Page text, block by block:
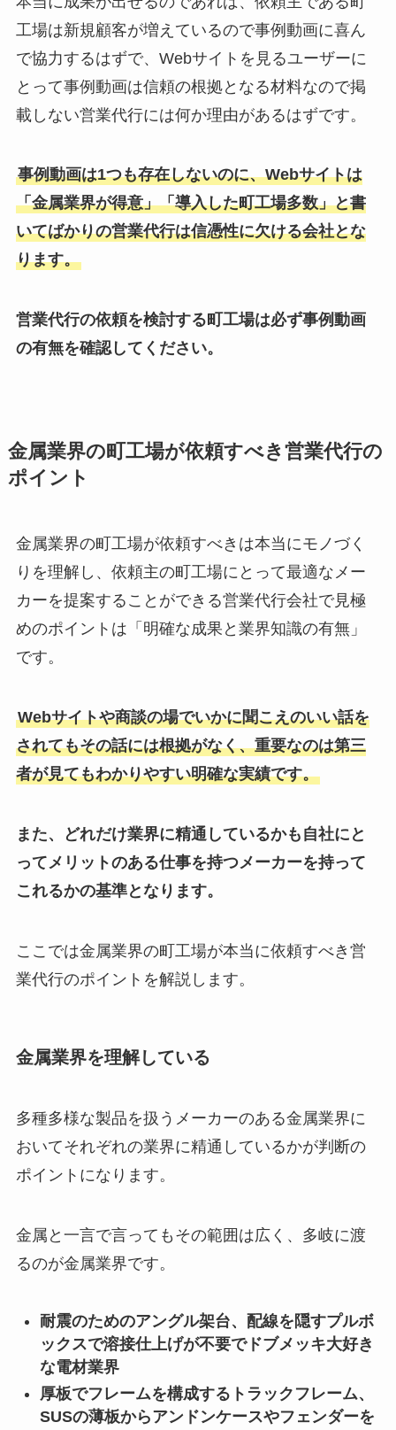
工場は新規顧客が増えているので事例動画に喜ん
で協力するはずで、Webサイトを見るユーザーに
とって事例動画は信頼の根拠となる材料なので掲
載しない営業代行には何か理由があるはずです。
事例動画は1つも存在しないのに、Webサイトは
「金属業界が得意」「導入した町工場多数」と書
いてばかりの営業代行は信憑性に欠ける会社とな
ります。
営業代行の依頼を検討する町工場は必ず事例動画
の有無を確認してください。
金属業界の町工場が依頼すべき営業代行の
ポイント
金属業界の町工場が依頼すべきは本当にモノづく
りを理解し、依頼主の町工場にとって最適なメー
カーを提案することができる営業代行会社で見極
めのポイントは「明確な成果と業界知識の有無」
です。
Webサイトや商談の場でいかに聞こえのいい話を
されてもその話には根拠がなく、重要なのは第三
者が見てもわかりやすい明確な実績です。
また、どれだけ業界に精通しているかも自社にと
ってメリットのある仕事を持つメーカーを持って
これるかの基準となります。
ここでは金属業界の町工場が本当に依頼すべき営
業代行のポイントを解説します。
金属業界を理解している
多種多様な製品を扱うメーカーのある金属業界に
おいてそれぞれの業界に精通しているかが判断の
ポイントになります。
金属と一言で言ってもその範囲は広く、多岐に渡
るのが金属業界です。
耐震のためのアングル架台、配線を隠すプルボ
ックスで溶接仕上げが不要でドブメッキ大好き
な電材業界
厚板でフレームを構成するトラックフレーム、
SUSの薄板からアンドンケースやフェンダーを